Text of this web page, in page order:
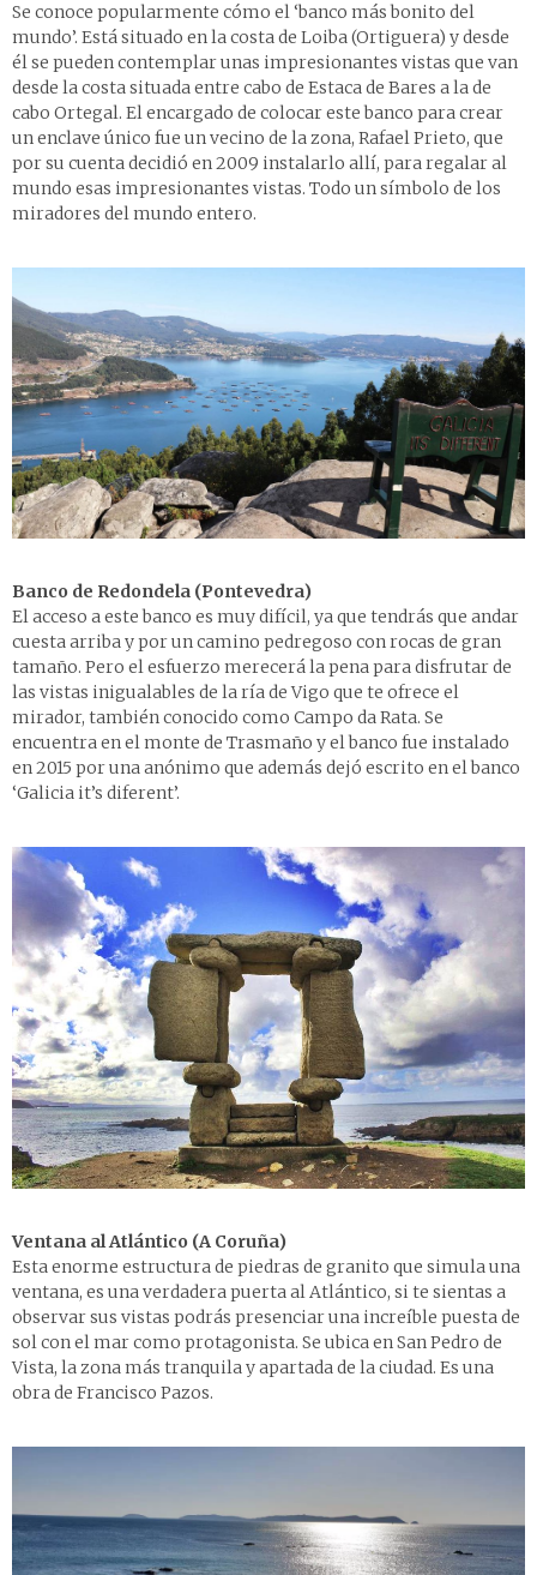
Se conoce popularmente cómo el ‘banco más bonito del
mundo’. Está situado en la costa de Loiba (Ortiguera) y desde
él se pueden contemplar unas impresionantes vistas que van
desde la costa situada entre cabo de Estaca de Bares a la de
cabo Ortegal. El encargado de colocar este banco para crear
un enclave único fue un vecino de la zona, Rafael Prieto, que
por su cuenta decidió en 2009 instalarlo allí, para regalar al
mundo esas impresionantes vistas. Todo un símbolo de los
miradores del mundo entero.
Banco de Redondela (Pontevedra)
El acceso a este banco es muy difícil, ya que tendrás que andar
cuesta arriba y por un camino pedregoso con rocas de gran
tamaño. Pero el esfuerzo merecerá la pena para disfrutar de
las vistas inigualables de la ría de Vigo que te ofrece el
mirador, también conocido como Campo da Rata. Se
encuentra en el monte de Trasmaño y el banco fue instalado
en 2015 por una anónimo que además dejó escrito en el banco
‘Galicia it’s diferent’.
Ventana al Atlántico (A Coruña)
Esta enorme estructura de piedras de granito que simula una
ventana, es una verdadera puerta al Atlántico, si te sientas a
observar sus vistas podrás presenciar una increíble puesta de
sol con el mar como protagonista. Se ubica en San Pedro de
Vista, la zona más tranquila y apartada de la ciudad. Es una
obra de Francisco Pazos.